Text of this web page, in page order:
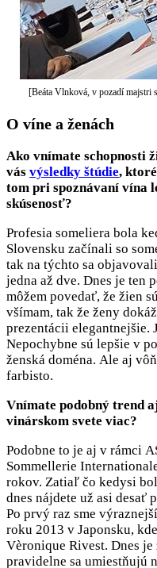
[Beáta Vlnková, v pozadí majstri
O víne a ženách
Ako vnímate schopnosti
vás výsledky štúdie,
tom pri spoznávaní vína
skúsenosť?
Profesia someliera bola
Slovensku začínali so
tak na týchto sa
jedna až dve. Dnes je ten
môžem povedať, že žien
všímam, tak že ženy
prezentácii elegantnejšie.
Nepochybne sú lepšie v
ženská doména. Ale aj
farbisto.
Vnímate podobný trend
vinárskom svete viac?
Podobne to je aj v rámci
Sommellerie
rokov. Zatiaľ čo kedysi
dnes nájdete už asi desať
Po prvý raz sme
roku 2013 v Japonsku,
Vèronique Rivest. Dnes
pravidelne sa umiestňujú